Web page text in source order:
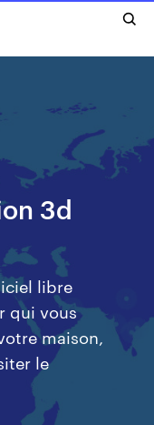
3d
libre
qui vous
maison,
le